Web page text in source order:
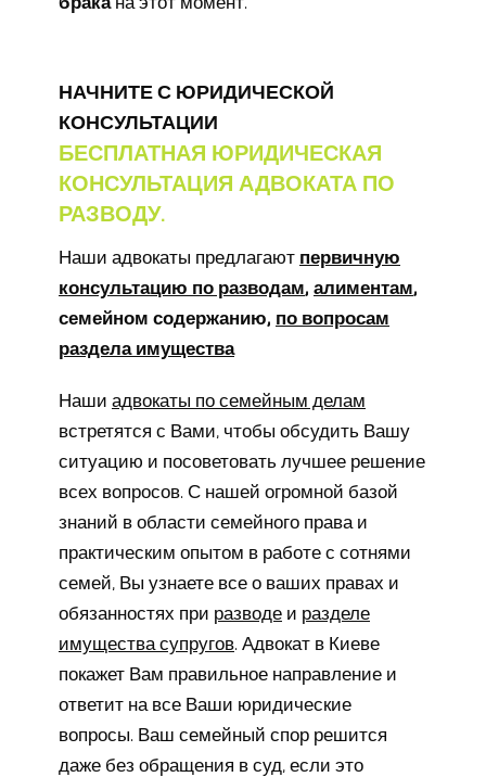
НАЧНИТЕ С ЮРИДИЧЕСКОЙ
КОНСУЛЬТАЦИИ
БЕСПЛАТНАЯ ЮРИДИЧЕСКАЯ
КОНСУЛЬТАЦИЯ АДВОКАТА ПО
РАЗВОДУ.
Наши адвокаты предлагают первичную
консультацию по разводам, алиментам,
семейном содержанию, по вопросам
раздела имущества
Наши адвокаты по семейным делам
встретятся с Вами, чтобы обсудить Вашу
ситуацию и посоветовать лучшее решение
всех вопросов. С нашей огромной базой
знаний в области семейного права и
практическим опытом в работе с сотнями
семей, Вы узнаете все о ваших правах и
обязанностях при разводе и разделе
имущества супругов. Адвокат в Киеве
покажет Вам правильное направление и
ответит на все Ваши юридические
вопросы. Ваш семейный спор решится
даже без обращения в суд, если это